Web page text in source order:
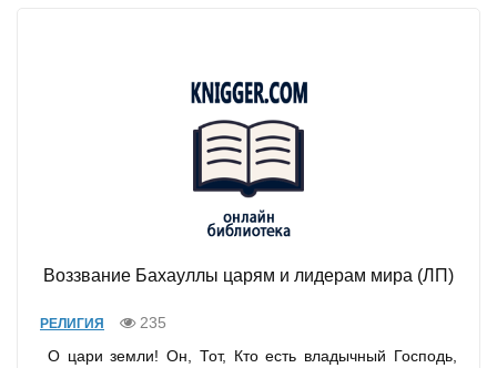
Воззвание Бахауллы царям и лидерам мира (ЛП)
РЕЛИГИЯ
235
О цари земли! Он, Тот, Кто есть владычный Господь,